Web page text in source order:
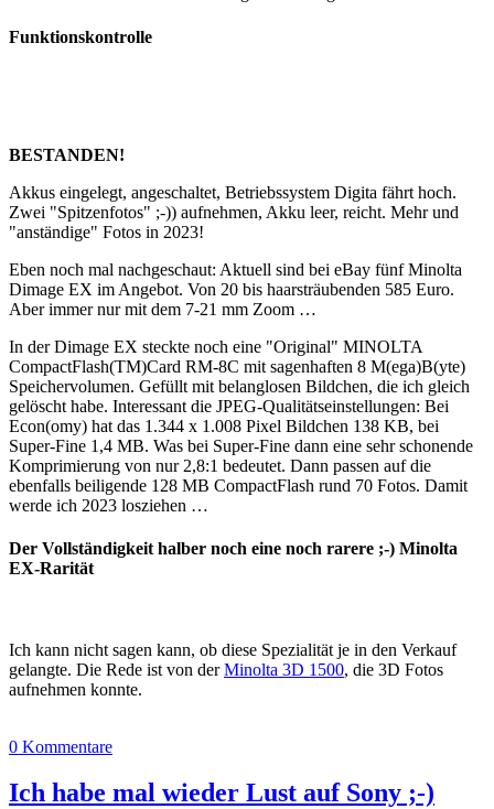
Funktionskontrolle
BESTANDEN!
Akkus eingelegt, angeschaltet, Betriebssystem Digita fährt hoch.
Zwei "Spitzenfotos" ;-)) aufnehmen, Akku leer, reicht. Mehr und
"anständige" Fotos in 2023!
Eben noch mal nachgeschaut: Aktuell sind bei eBay fünf Minolta
Dimage EX im Angebot. Von 20 bis haarsträubenden 585 Euro.
Aber immer nur mit dem 7-21 mm Zoom …
In der Dimage EX steckte noch eine "Original" MINOLTA
CompactFlash(TM)Card RM-8C mit sagenhaften 8 M(ega)B(yte)
Speichervolumen. Gefüllt mit belanglosen Bildchen, die ich gleich
gelöscht habe. Interessant die JPEG-Qualitätseinstellungen: Bei
Econ(omy) hat das 1.344 x 1.008 Pixel Bildchen 138 KB, bei
Super-Fine 1,4 MB. Was bei Super-Fine dann eine sehr schonende
Komprimierung von nur 2,8:1 bedeutet. Dann passen auf die
ebenfalls beiligende 128 MB CompactFlash rund 70 Fotos. Damit
werde ich 2023 losziehen …
Der Vollständigkeit halber noch eine noch rarere ;-) Minolta
EX-Rarität
Ich kann nicht sagen kann, ob diese Spezialität je in den Verkauf
gelangte. Die Rede ist von derMinolta 3D 1500, die 3D Fotos
aufnehmen konnte.
0 Kommentare
Ich habe mal wieder Lust auf Sony ;-)